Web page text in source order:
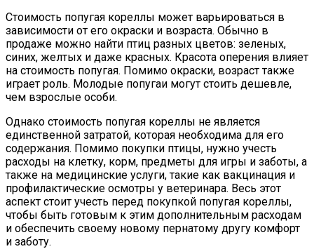
Стоимость попугая кореллы может варьироваться в
зависимости от его окраски и возраста. Обычно в
продаже можно найти птиц разных цветов: зеленых,
синих, желтых и даже красных. Красота оперения влияет
на стоимость попугая. Помимо окраски, возраст также
играет роль. Молодые попугаи могут стоить дешевле,
чем взрослые особи.
Однако стоимость попугая кореллы не является
единственной затратой, которая необходима для его
содержания. Помимо покупки птицы, нужно учесть
расходы на клетку, корм, предметы для игры и заботы, а
также на медицинские услуги, такие как вакцинация и
профилактические осмотры у ветеринара. Весь этот
аспект стоит учесть перед покупкой попугая кореллы,
чтобы быть готовым к этим дополнительным расходам
и обеспечить своему новому пернатому другу комфорт
и заботу.